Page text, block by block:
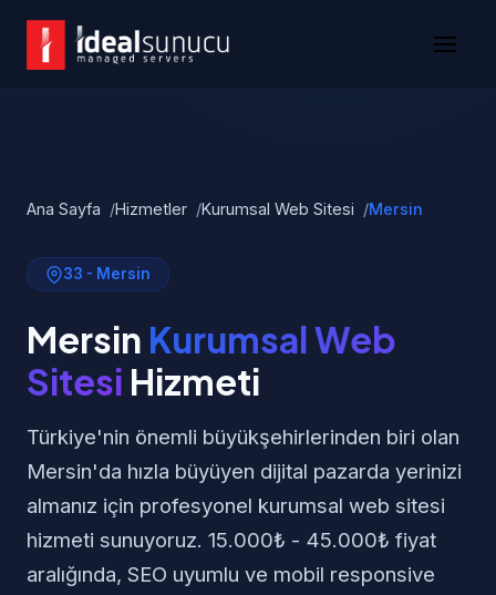
Ana Sayfa Hizmetler Kurumsal Web Sitesi Mersin
33 - Mersin
Mersin Kurumsal Web
Sitesi Hizmeti
Türkiye'nin önemli büyükşehirlerinden biri olan
Mersin'da hızla büyüyen dijital pazarda yerinizi
almanız için profesyonel kurumsal web sitesi
hizmeti sunuyoruz. 15.000₺ - 45.000₺ fiyat
aralığında, SEO uyumlu ve mobil responsive